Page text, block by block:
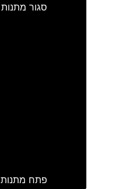
סגור מתנות
פתח מתנות